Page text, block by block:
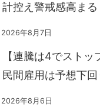
計控え警戒感高まる
2026年8月7日
【連騰は4でストッ
民間雇用は予想下
2026年8月6日